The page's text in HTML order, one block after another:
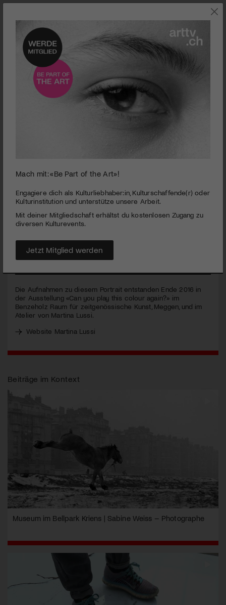
seconds
minutes,
seconds
Bildende Künstlerin Martina Lussi | Portrait
PUBLIZIERT AM 16. JANUAR 2017
Martina Lussi steht diese Frage stets im Zentrum. arttv.ch
präsentiert das Portrait einer Künstlerin, bei der die
Ziemlich einzigartig und anders!
MEHR
Die Aufnahmen zu diesem Portrait entstanden Ende 2016 in
der Ausstellung «Can you play this colour again?» im
Benzeholz Raum für zeitgenössische Kunst, Meggen, und im
Atelier von Martina Lussi.
Website Martina Lussi
Beiträge im Kontext
Museum im Bellpark Kriens | Sabine Weiss – Photographe
Mach mit: «Be Part of the Art»!
Engagiere dich als Kulturliebhaber:in, Kulturschaffende(r) oder
Kulturinstitution und unterstütze unsere Arbeit.
Mit deiner Mitgliedschaft erhältst du kostenlosen Zugang zu
diversen Kulturevents.
Jetzt Mitglied werden